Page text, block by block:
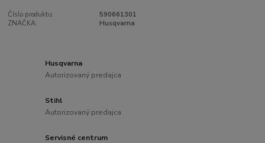
Číslo produktu:
590661301
ZNAČKA:
Husqvarna
Husqvarna
Autorizovaný predajca
Stihl
Autorizovaný predajca
Servisné centrum